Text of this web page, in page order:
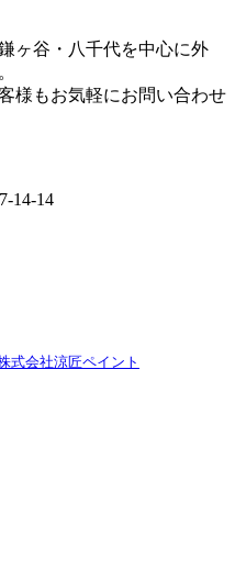
ヶ谷・八千代を中心に外
様もお気軽にお問い合わせ
14-14
式会社涼匠ペイント